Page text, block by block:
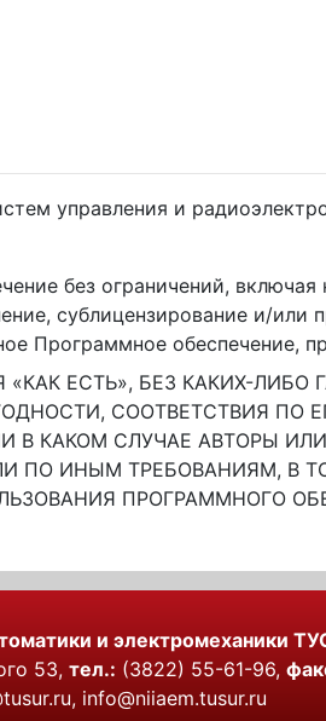
управления и
без ограничений, включая
сублицензирование и/
Программное обеспечение,
ЕСТЬ», БЕЗ КАКИХ-
СООТВЕТСТВИЯ ПО
КАКОМ СЛУЧАЕ АВТОРЫ
ПО ИНЫМ ТРЕБОВАНИЯМ, В
ПРОГРАММНОГО
и электромеханики
53, тел.: (3822) 55-61-96,
, info@niiaem.tusur.ru